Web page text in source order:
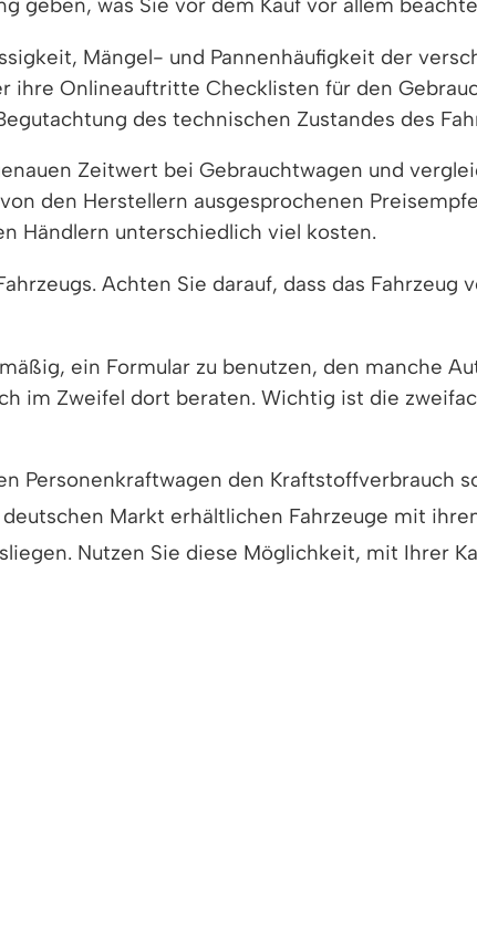
Mängel- und Pannenhäufigkeit der
ihre Onlineauftritte Checklisten für den
des technischen Zustandes des
Zeitwert bei Gebrauchtwagen und
den Herstellern ausgesprochenen
Händlern unterschiedlich viel kosten.
Achten Sie darauf, dass das
ein Formular zu benutzen, den manche
im Zweifel dort beraten. Wichtig ist die
Personenkraftwagen den Kraftstoffverbrauch
Markt erhältlichen Fahrzeuge mit
Nutzen Sie diese Möglichkeit, mit Ihrer